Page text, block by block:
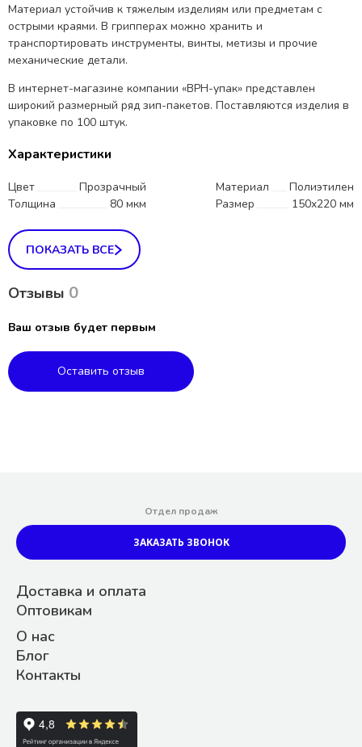
Материал устойчив к тяжелым изделиям или предметам с
острыми краями. В грипперах можно хранить и
транспортировать инструменты, винты, метизы и прочие
механические детали.
В интернет-магазине компании «ВРН-упак» представлен
широкий размерный ряд зип-пакетов. Поставляются изделия в
упаковке по 100 штук.
Характеристики
Цвет Прозрачный Материал
Полиэтилен
Толщина
80 мкм Размер 150x220 мм
ПОКАЗАТЬ ВСЕ
Отзывы 0
Ваш отзыв будет первым
Оставить отзыв
Доставка и оплата
Оптовикам
О нас
Блог
Контакты
Отдел продаж
ЗАКАЗАТЬ ЗВОНОК